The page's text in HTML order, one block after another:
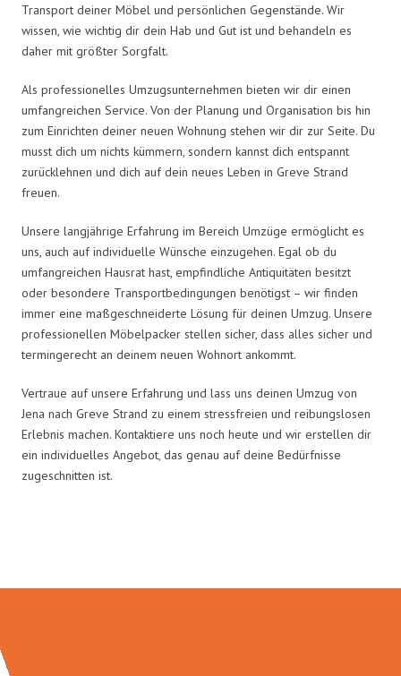
Transport deiner Möbel und persönlichen Gegenstände. Wir
wissen, wie wichtig dir dein Hab und Gut ist und behandeln es
daher mit größter Sorgfalt.
Als professionelles Umzugsunternehmen bieten wir dir einen
umfangreichen Service. Von der Planung und Organisation bis hin
zum Einrichten deiner neuen Wohnung stehen wir dir zur Seite. Du
musst dich um nichts kümmern, sondern kannst dich entspannt
zurücklehnen und dich auf dein neues Leben in Greve Strand
freuen.
Unsere langjährige Erfahrung im Bereich Umzüge ermöglicht es
uns, auch auf individuelle Wünsche einzugehen. Egal ob du
umfangreichen Hausrat hast, empfindliche Antiquitäten besitzt
oder besondere Transportbedingungen benötigst – wir finden
immer eine maßgeschneiderte Lösung für deinen Umzug. Unsere
professionellen Möbelpacker stellen sicher, dass alles sicher und
termingerecht an deinem neuen Wohnort ankommt.
Vertraue auf unsere Erfahrung und lass uns deinen Umzug von
Jena nach Greve Strand zu einem stressfreien und reibungslosen
Erlebnis machen. Kontaktiere uns noch heute und wir erstellen dir
ein individuelles Angebot, das genau auf deine Bedürfnisse
zugeschnitten ist.